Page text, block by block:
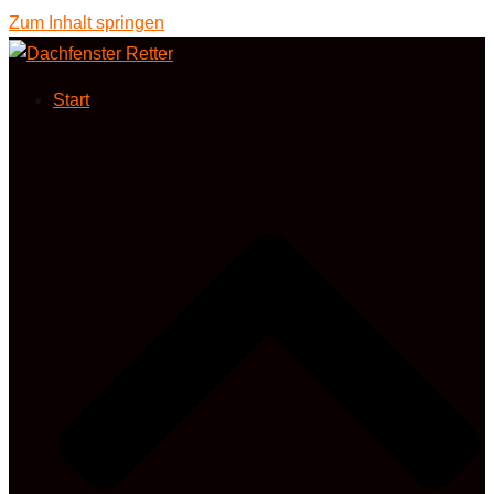
Zum Inhalt springen
Start